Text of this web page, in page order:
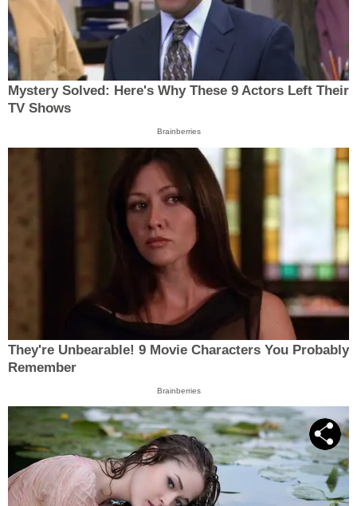
Mystery Solved: Here's Why These 9 Actors Left Their
TV Shows
Brainberries
They're Unbearable! 9 Movie Characters You Probably
Remember
Brainberries